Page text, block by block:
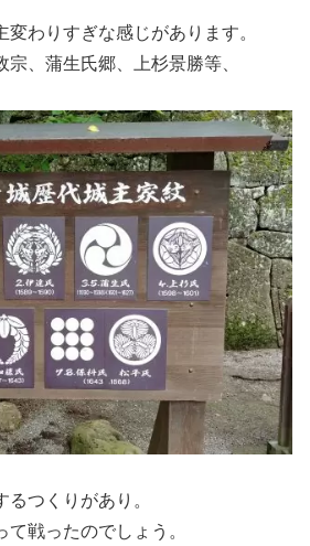
わりすぎな感じがあります。
、蒲生氏郷、上杉景勝等、
つくりがあり。
戦ったのでしょう。